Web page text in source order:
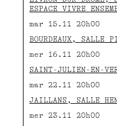
ESPACE VIVRE
mar 15.11 20h00
BOURDEAUX, SALLE
mer 16.11 20h00
SAINT-JULIEN-EN-
mar 22.11 20h00
JAILLANS, SALLE
mer 23.11 20h00